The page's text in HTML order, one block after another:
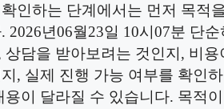
인하는 단계에서는 먼저 목적
2026년06월23일 10시07분 단
상담을 받아보려는 것인지, 비용
, 실제 진행 가능 여부를 확인
용이 달라질 수 있습니다. 목적